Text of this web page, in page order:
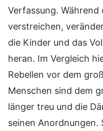
Verfassung. Während
verstreichen,
die Kinder und das
heran. Im Vergleich
Rebellen vor dem
Menschen sind dem
länger treu und die
seinen Anordnungen.